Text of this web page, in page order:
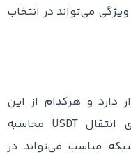
می‌تواند در انتخاب
دارد و هرکدام از این
شبکه‌ها، کارمزد خاص خود را برای انتقال USDT محاسبه
مناسب می‌تواند در